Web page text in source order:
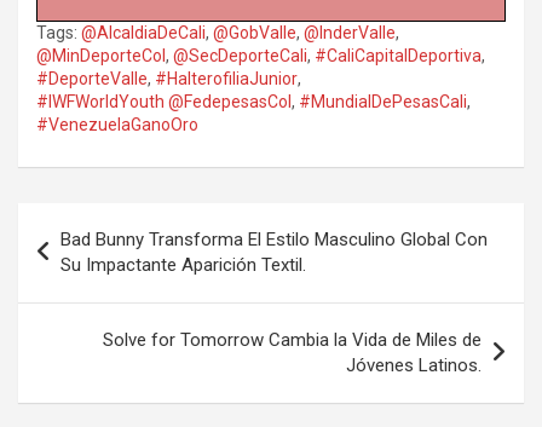
Tags: @AlcaldiaDeCali, @GobValle, @InderValle,
@MinDeporteCol , @SecDeporteCali, #CaliCapitalDeportiva,
#DeporteValle, #HalterofiliaJunior,
#IWFWorldYouth @FedepesasCol , #MundialDePesasCali,
#VenezuelaGanoOro
de
entradas
Bad Bunny Transforma El Estilo Masculino Global Con
Su Impactante Aparición Textil.
Solve for Tomorrow Cambia la Vida de Miles de
Jóvenes Latinos.